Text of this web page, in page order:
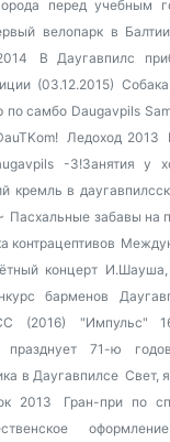
перед учебным
велопарк в Балтии
В Даугавпилс
(03.12.2015)
самбо Daugavpils
Ледоход 2013
-3!Занятия у
кремль в
Пасхальные забавы на
контрацептивов
концерт И.Шауша,
барменов
(2016)
"Импульс"
празднует 71-ю
в Даугавпилсе Свет,
2013 Гран-при по